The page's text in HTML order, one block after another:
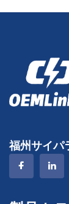
福州サイパ